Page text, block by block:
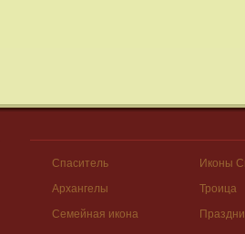
Спаситель Иконы
Архангелы Троица
Семейная икона